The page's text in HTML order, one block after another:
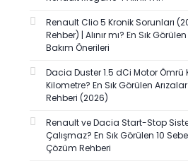
OKSA (1)
PUGA (1)
SAGEMFRANS (1)
VALEO (1)
Renault Clio 5 Kronik Sorunları
Rehber) | Alınır mı? En Sık
Bakım Önerileri
Dacia Duster 1.5 dCi Motor Ömrü
Kilometre? En Sık Görülen
Rehberi (2026)
Renault ve Dacia Start-Stop
Çalışmaz? En Sık Görülen 10
Çözüm Rehberi